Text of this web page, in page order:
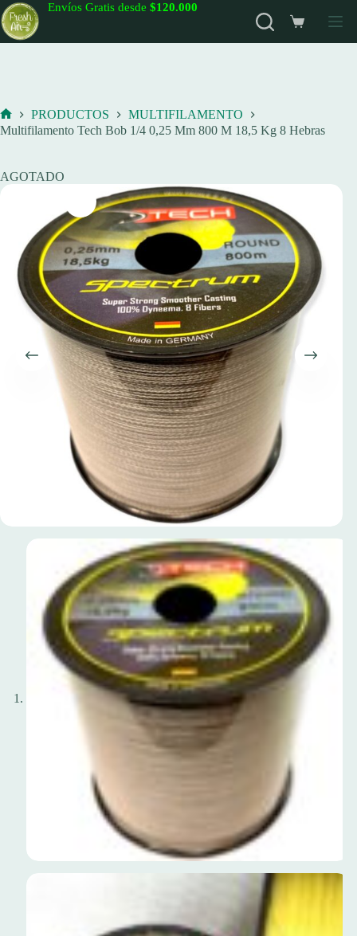
Saltar
al
contenido
Envíos Gratis desde $120.000
Carro
de
Inicio
PRODUCTOS
MULTIFILAMENTO
Multifilamento Tech Bob 1/4 0,25 Mm 800 M 18,5 Kg 8 Hebras
AGOTADO